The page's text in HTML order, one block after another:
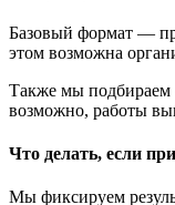
Базовый формат —
этом возможна
Также мы подбираем
возможно, работы
Что делать, если
Мы фиксируем